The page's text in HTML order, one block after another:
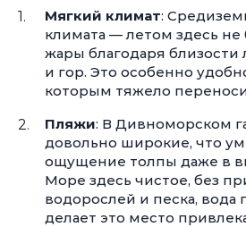
Мягкий климат:
климата — летом здесь не
жары благодаря близости
и гор. Это особенно
которым тяжело
Пляжи: В Дивноморском
довольно широкие, что
ощущение толпы даже в
Море здесь чистое, без
водорослей и песка, вода
делает это место